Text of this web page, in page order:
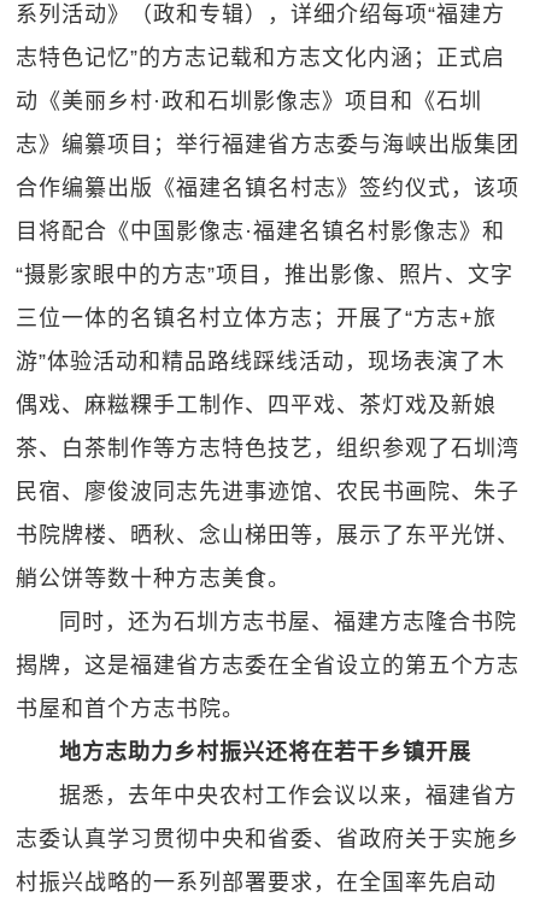
系列活动》（政和专辑），详细介绍每项“福建方
志特色记忆”的方志记载和方志文化内涵；正式启
动《美丽乡村·政和石圳影像志》项目和《石圳
志》编纂项目；举行福建省方志委与海峡出版集团
合作编纂出版《福建名镇名村志》签约仪式，该项
目将配合《中国影像志·福建名镇名村影像志》和
“摄影家眼中的方志”项目，推出影像、照片、文字
三位一体的名镇名村立体方志；开展了“方志+旅
游”体验活动和精品路线踩线活动，现场表演了木
偶戏、麻糍粿手工制作、四平戏、茶灯戏及新娘
茶、白茶制作等方志特色技艺，组织参观了石圳湾
民宿、廖俊波同志先进事迹馆、农民书画院、朱子
书院牌楼、晒秋、念山梯田等，展示了东平光饼、
艄公饼等数十种方志美食。
同时，还为石圳方志书屋、福建方志隆合书院
揭牌，这是福建省方志委在全省设立的第五个方志
书屋和首个方志书院。
地方志助力乡村振兴还将在若干乡镇开展
据悉，去年中央农村工作会议以来，福建省方
志委认真学习贯彻中央和省委、省政府关于实施乡
村振兴战略的一系列部署要求，在全国率先启动